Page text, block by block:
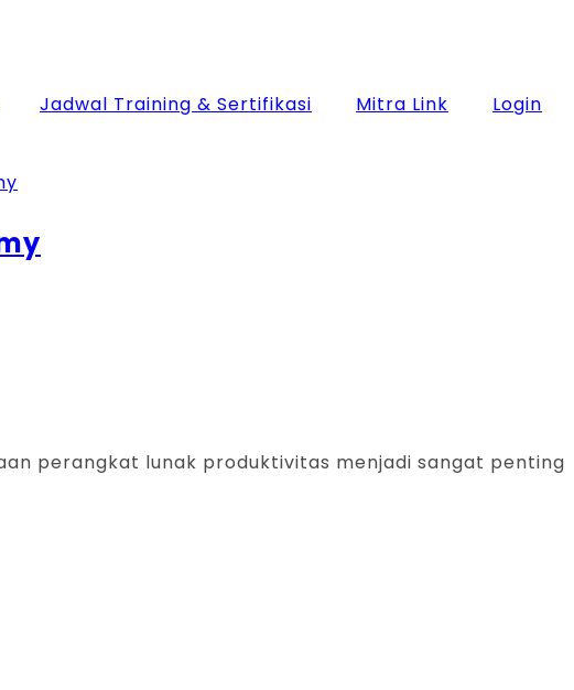
Jadwal Training & Sertifikasi Mitra Link
Login
perangkat lunak produktivitas menjadi sangat penting